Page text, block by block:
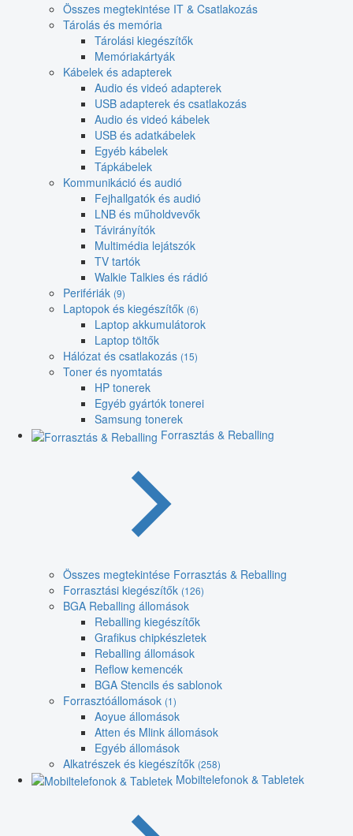
Összes megtekintése IT & Csatlakozás
Tárolás és memória
Tárolási kiegészítők
Memóriakártyák
Kábelek és adapterek
Audio és videó adapterek
USB adapterek és csatlakozás
Audio és videó kábelek
USB és adatkábelek
Egyéb kábelek
Tápkábelek
Kommunikáció és audió
Fejhallgatók és audió
LNB és műholdvevők
Távirányítók
Multimédia lejátszók
TV tartók
Walkie Talkies és rádió
Perifériák (9)
Laptopok és kiegészítők (6)
Laptop akkumulátorok
Laptop töltők
Hálózat és csatlakozás (15)
Toner és nyomtatás
HP tonerek
Egyéb gyártók tonerei
Samsung tonerek
Forrasztás & Reballing
Összes megtekintése Forrasztás & Reballing
Forrasztási kiegészítők (126)
BGA Reballing állomások
Reballing kiegészítők
Grafikus chipkészletek
Reballing állomások
Reflow kemencék
BGA Stencils és sablonok
Forrasztóállomások (1)
Aoyue állomások
Atten és Mlink állomások
Egyéb állomások
Alkatrészek és kiegészítők (258)
Mobiltelefonok & Tabletek